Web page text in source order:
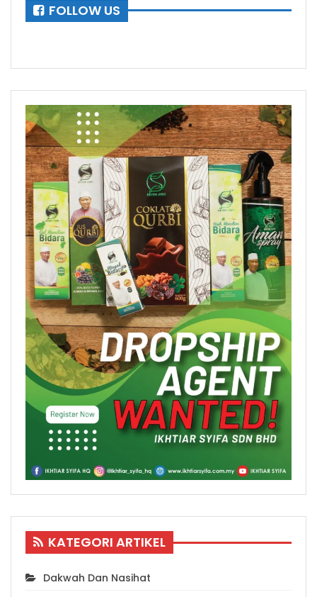
FOLLOW US
KATEGORI ARTIKEL
Dakwah Dan Nasihat